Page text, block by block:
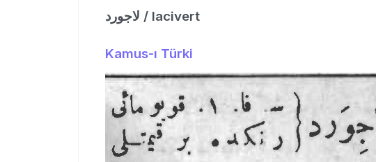
لاجورد / lacivert
Kamus-ı Türki